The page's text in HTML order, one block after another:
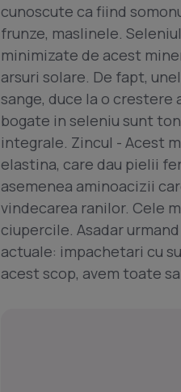
cunoscute ca fiind
frunze, maslinele.
minimizate de acest
arsuri solare. De fapt,
sange, duce la o
bogate in seleniu sunt
integrale. Zincul - Acest
elastina, care dau pielii
asemenea aminoacizii
vindecarea ranilor. Cele
ciupercile. Asadar
actuale: impachetari cu
acest scop, avem toate